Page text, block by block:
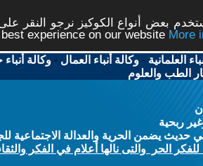
بعض أنواع الكوكيز نرجو النقر
experience on our website
العلمانية -وكالة أنباء العمال -وكالة
الطب والعلوم
ربحية
يضمن الحرية والعدالة الاجتماعية
الحر والتى نالها أعلام في الفكر